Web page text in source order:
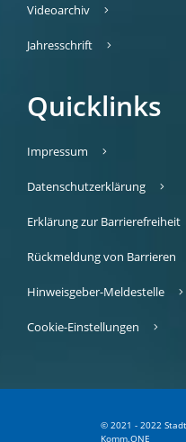
Videoarchiv
Jahresschrift
Quicklinks
Impressum
Datenschutzerklärung
Erklärung zur Barrierefreiheit
Rückmeldung von Barrieren
Hinweisgeber-Meldestelle
Cookie-Einstellungen
© 2021 - 2022
Komm.ONE